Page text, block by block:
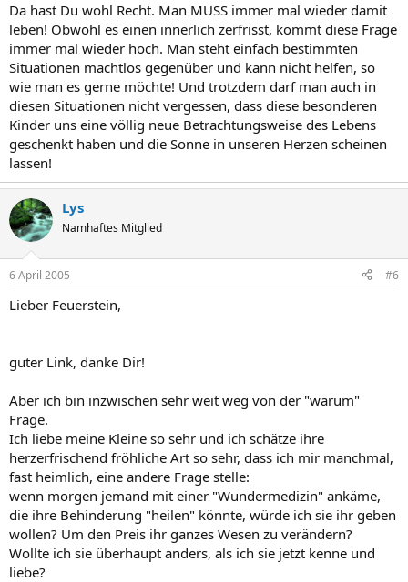
Da hast Du wohl Recht. Man MUSS immer mal wieder damit
leben! Obwohl es einen innerlich zerfrisst, kommt diese Frage
immer mal wieder hoch. Man steht einfach bestimmten
Situationen machtlos gegenüber und kann nicht helfen, so
wie man es gerne möchte! Und trotzdem darf man auch in
diesen Situationen nicht vergessen, dass diese besonderen
Kinder uns eine völlig neue Betrachtungsweise des Lebens
geschenkt haben und die Sonne in unseren Herzen scheinen
lassen!
Lys
Namhaftes Mitglied
6 April 2005 #6
Lieber Feuerstein,
guter Link, danke Dir!
Aber ich bin inzwischen sehr weit weg von der "warum"
Frage.
Ich liebe meine Kleine so sehr und ich schätze ihre
herzerfrischend fröhliche Art so sehr, dass ich mir manchmal,
fast heimlich, eine andere Frage stelle:
wenn morgen jemand mit einer "Wundermedizin" ankäme,
die ihre Behinderung "heilen" könnte, würde ich sie ihr geben
wollen? Um den Preis ihr ganzes Wesen zu verändern?
Wollte ich sie überhaupt anders, als ich sie jetzt kenne und
liebe?